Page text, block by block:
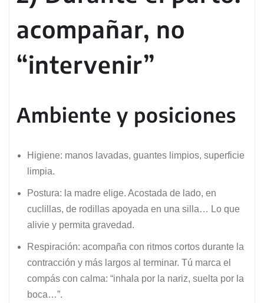
acompañar, no
“intervenir”
Ambiente y posiciones
Higiene: manos lavadas, guantes limpios, superficie
limpia.
Postura: la madre elige. Acostada de lado, en
cuclillas, de rodillas apoyada en una silla… Lo que
alivie y permita gravedad.
Respiración: acompaña con ritmos cortos durante la
contracción y más largos al terminar. Tú marca el
compás con calma: “inhala por la nariz, suelta por la
boca…”.